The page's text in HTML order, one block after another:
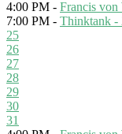
4:00 PM - Francis von
7:00 PM - Thinktank -
25
26
27
28
29
30
31